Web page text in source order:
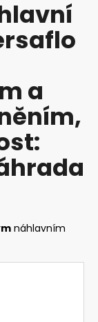
a
náhlavním